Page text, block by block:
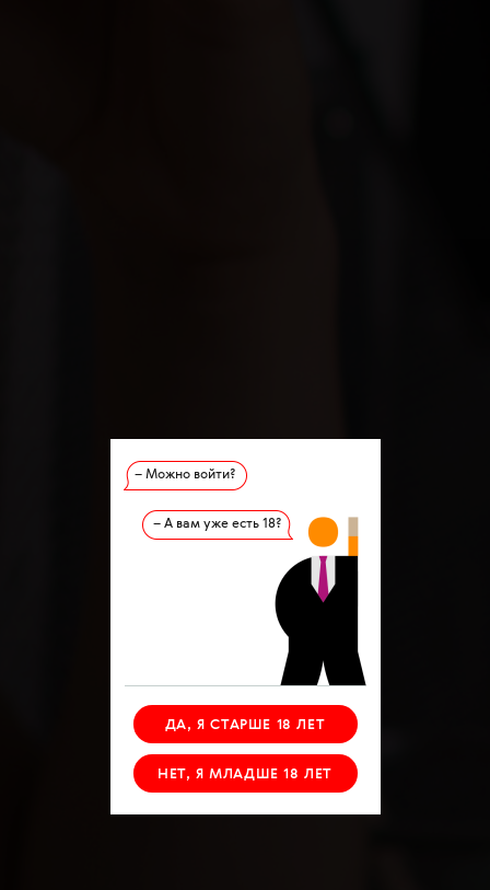
– Можно войти?
– А вам уже есть 18?
ДА, Я СТАРШЕ 18 ЛЕТ
НЕТ, Я МЛАДШЕ 18 ЛЕТ